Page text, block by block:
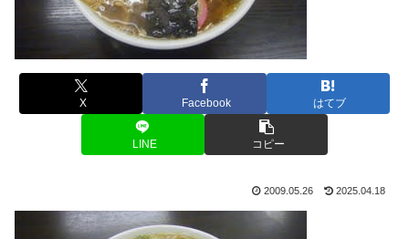
X Facebook はてブ
LINE コピー
2009.05.26 2025.04.18